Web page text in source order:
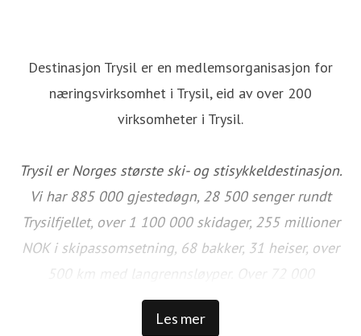
Destinasjon Trysil er en medlemsorganisasjon for
næringsvirksomhet i Trysil, eid av over 200
virksomheter i Trysil.
Trysil er Norges største ski- og stisykkeldestinasjon.
Vi har 885 000 gjestedøgn, 28 500 senger rundt
Trysilfjellet, over 1 100 000 skidager, 255 millioner
NOK i skipassomsetning, 68 bakker, 31 heiser, over
500 km med langrennsløyper. Over 72 000
sykkeldager, 100 km med naturlig sykkelstier,
sykkelparker, over 50 km tilrettelagte sykkelstier og
Les mer